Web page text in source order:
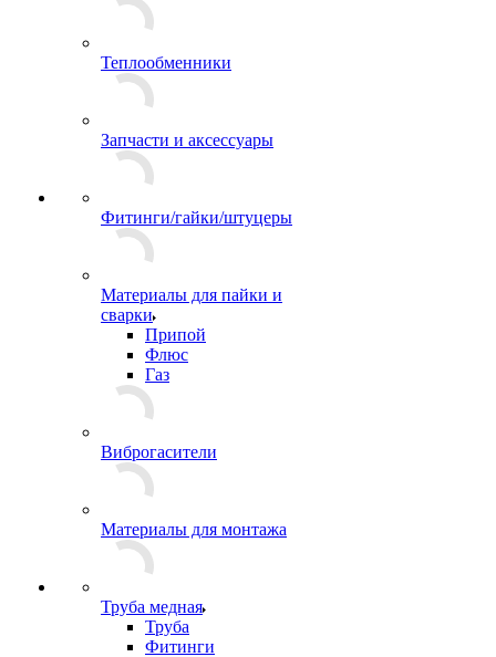
Теплообменники
Запчасти и аксессуары
Фитинги/гайки/штуцеры
Материалы для пайки и
сварки
Припой
Флюс
Газ
Виброгасители
Материалы для монтажа
Труба медная
Труба
Фитинги